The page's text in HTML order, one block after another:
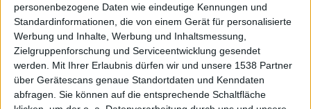
personenbezogene Daten wie eindeutige Kennungen und
Standardinformationen, die von einem Gerät für personalisierte
Werbung und Inhalte, Werbung und Inhaltsmessung,
Zielgruppenforschung und Serviceentwicklung gesendet
werden.
Mit Ihrer Erlaubnis dürfen wir und unsere 1538 Partner
über Gerätescans genaue Standortdaten und Kenndaten
abfragen. Sie können auf die entsprechende Schaltfläche